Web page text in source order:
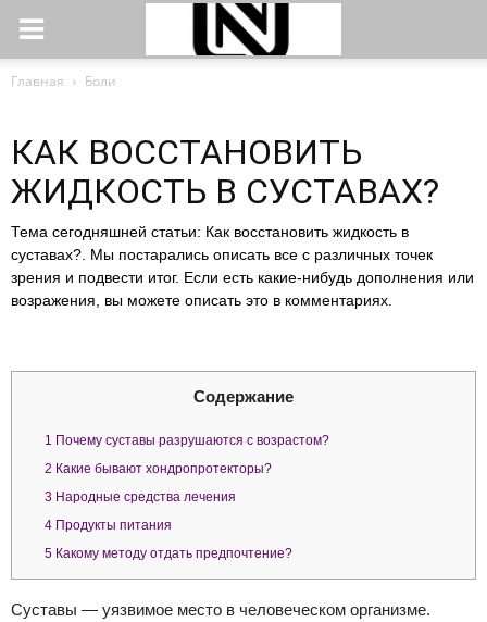
Главная Боли
КАК ВОССТАНОВИТЬ
ЖИДКОСТЬ В СУСТАВАХ?
Тема сегодняшней статьи: Как восстановить жидкость в
суставах?. Мы постарались описать все с различных точек
зрения и подвести итог. Если есть какие-нибудь дополнения или
возражения, вы можете описать это в комментариях.
Содержание
1 Почему суставы разрушаются с возрастом?
2 Какие бывают хондропротекторы?
3 Народные средства лечения
4 Продукты питания
5 Какому методу отдать предпочтение?
Суставы — уязвимое место в человеческом организме.